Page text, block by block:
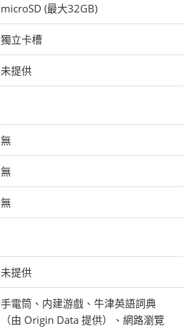
microSD (最大32GB)
獨立卡槽
未提供
無
無
無
未提供
手電筒、内建游戲、牛津英語詞典
（由 Origin Data 提供）、網路瀏覽